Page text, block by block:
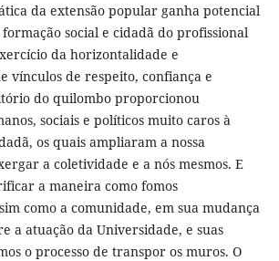
da extensão popular ganha potencial
social e cidadã do profissional
da horizontalidade e
vínculos de respeito, confiança e
do quilombo proporcionou
sociais e políticos muito caros à
os quais ampliaram a nossa
a coletividade e a nós mesmos. E
a maneira como fomos
como a comunidade, em sua mudança
a atuação da Universidade, e suas
o processo de transpor os muros. O